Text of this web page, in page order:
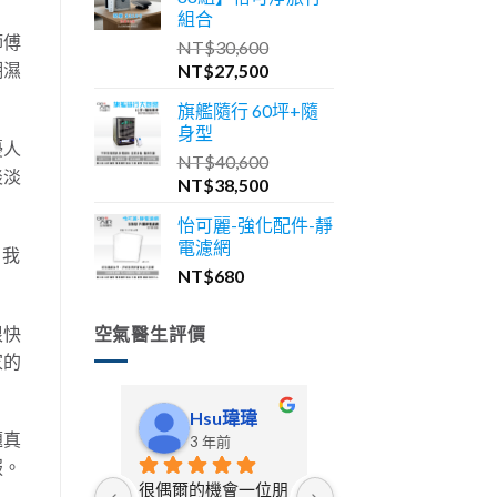
NT$46,600。
組合
NT$30,600
原
價
格：
NT$30,600。
NT$27,500目
價
NT$27,500。
旗艦隨行 60坪+隨
身型
NT$40,600
原
價
格：
NT$40,600。
NT$38,500目
價
怡可麗-強化配件-靜
電濾網
NT$680
空氣醫生評價
Hsu瑋瑋
3 年前
很偶爾的機會一位朋